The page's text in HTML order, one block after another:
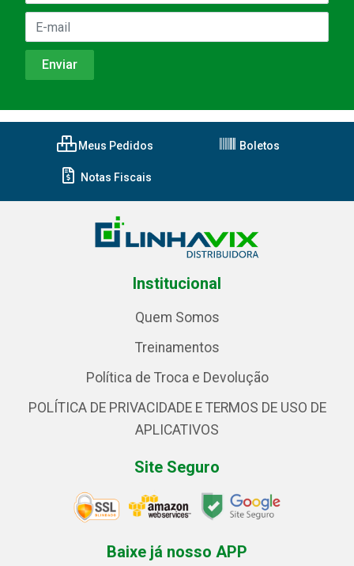
Meus Pedidos Boletos
Notas Fiscais
Institucional
Quem Somos
Treinamentos
Política de Troca e Devolução
POLÍTICA DE PRIVACIDADE E TERMOS DE USO DE
APLICATIVOS
Site Seguro
Baixe já nosso APP